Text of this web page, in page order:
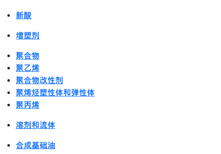
新酸
增塑剂
聚合物
聚乙烯
聚合物改性剂
聚烯烃塑性体和弹性体
聚丙烯
溶剂和流体
合成基础油